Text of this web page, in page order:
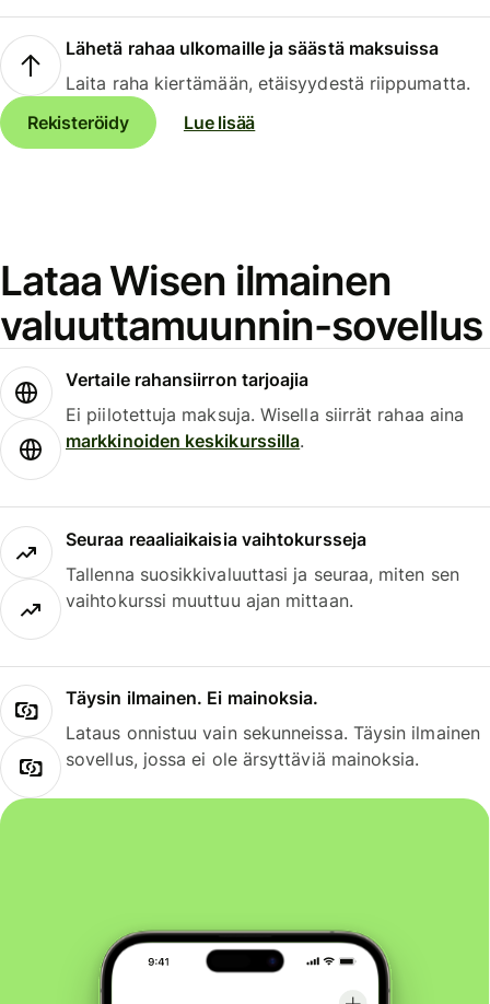
Lähetä rahaa ulkomaille ja säästä maksuissa
Laita raha kiertämään, etäisyydestä riippumatta.
Rekisteröidy
Lue lisää
Lataa Wisen ilmainen
valuuttamuunnin-sovellus
Vertaile rahansiirron tarjoajia
Ei piilotettuja maksuja. Wisella siirrät rahaa aina
markkinoiden keskikurssilla.
Seuraa reaaliaikaisia vaihtokursseja
Tallenna suosikkivaluuttasi ja seuraa, miten sen
vaihtokurssi muuttuu ajan mittaan.
Täysin ilmainen. Ei mainoksia.
Lataus onnistuu vain sekunneissa. Täysin ilmainen
sovellus, jossa ei ole ärsyttäviä mainoksia.